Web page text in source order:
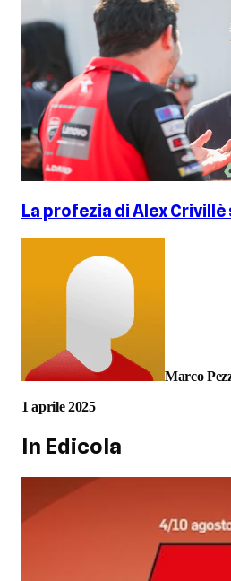
La profezia di Alex Crivillè
Marco
1 aprile 2025
In Edicola